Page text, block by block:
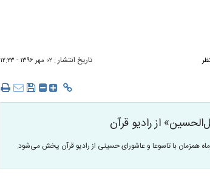
تاریخ انتشار : ۰۲ مهر ۱۳۹۶ - ۱۲:۲۳
از رادیو قرآن